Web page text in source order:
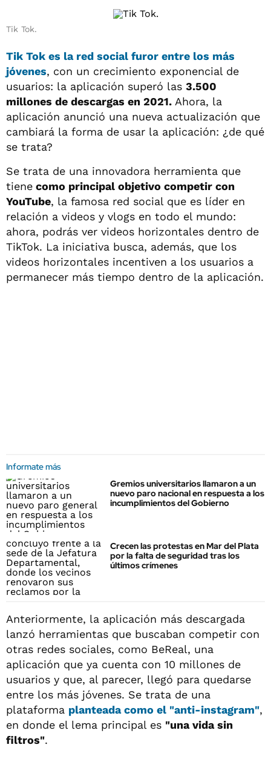
Tik Tok.
Tik Tok es la red social furor entre los más
jóvenes, con un crecimiento exponencial de
usuarios: la aplicación superó las 3.500
millones de descargas en 2021. Ahora, la
aplicación anunció una nueva actualización que
cambiará la forma de usar la aplicación: ¿de qué
se trata?
Se trata de una innovadora herramienta que
tiene como principal objetivo competir con
YouTube, la famosa red social que es líder en
relación a videos y vlogs en todo el mundo:
ahora, podrás ver videos horizontales dentro de
TikTok. La iniciativa busca, además, que los
videos horizontales incentiven a los usuarios a
permanecer más tiempo dentro de la aplicación.
Informate más
Gremios universitarios llamaron a un
nuevo paro nacional en respuesta a los
incumplimientos del Gobierno
Crecen las protestas en Mar del Plata
por la falta de seguridad tras los
últimos crímenes
Anteriormente, la aplicación más descargada
lanzó herramientas que buscaban competir con
otras redes sociales, como BeReal, una
aplicación que ya cuenta con 10 millones de
usuarios y que, al parecer, llegó para quedarse
entre los más jóvenes. Se trata de una
plataforma planteada como el "anti-instagram",
en donde el lema principal es "una vida sin
filtros".